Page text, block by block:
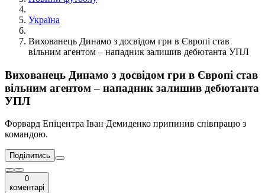
Україна
Вихованець Динамо з досвідом гри в Європі став
вільним агентом – нападник залишив дебютанта УПЛ
Вихованець Динамо з досвідом гри в Європі став
вільним агентом – нападник залишив дебютанта
УПЛ
Форвард Епіцентра Іван Демиденко припинив співпрацю з
командою.
Поділитись
0
коментарі